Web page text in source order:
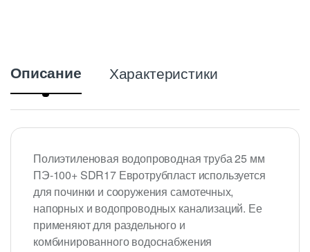
Описание Характеристики
Полиэтиленовая водопроводная труба 25 мм
ПЭ-100+ SDR17 Евротрубпласт используется
для починки и сооружения самотечных,
напорных и водопроводных канализаций. Ее
применяют для раздельного и
комбинированного водоснабжения